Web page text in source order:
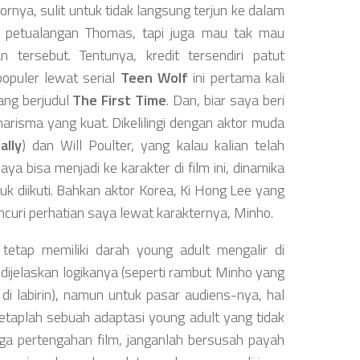
sulit untuk tidak langsung terjun ke dalam
Thomas, tapi juga mau tak mau
tersebut. Tentunya, kredit tersendiri patut
lewat serial Teen Wolf ini pertama kali
berjudul The First Time. Dan, biar saya beri
yang kuat. Dikelilingi dengan aktor muda
) dan Will Poulter, yang kalau kalian telah
bisa menjadi ke karakter di film ini, dinamika
diikuti. Bahkan aktor Korea, Ki Hong Lee yang
perhatian saya lewat karakternya, Minho.
memiliki darah young adult mengalir di
logikanya (seperti rambut Minho yang
labirin), namun untuk pasar audiens-nya, hal
sebuah adaptasi young adult yang tidak
pertengahan film, janganlah bersusah payah